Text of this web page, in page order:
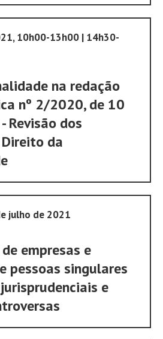
10h00-13h00 | 14h30-
na redação
nº 2/2020, de 10
Revisão dos
da
julho de 2021
empresas e
pessoas singulares
e